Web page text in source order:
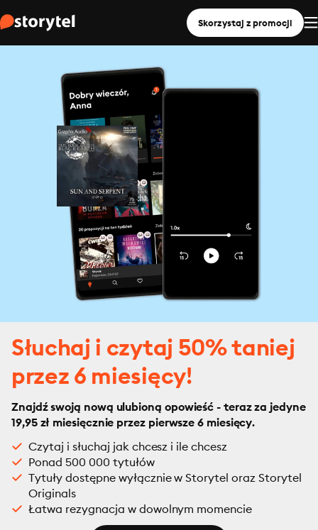
Skorzystaj z promocji
Słuchaj i czytaj 50% taniej
przez 6 miesięcy!
Znajdź swoją nową ulubioną opowieść - teraz za jedyne
19,95 zł miesięcznie przez pierwsze 6 miesięcy.
Czytaj i słuchaj jak chcesz i ile chcesz
Ponad 500 000 tytułów
Tytuły dostępne wyłącznie w Storytel oraz Storytel
Originals
Łatwa rezygnacja w dowolnym momencie